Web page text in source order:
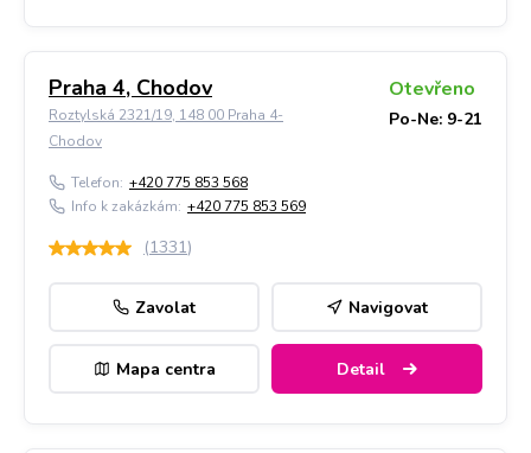
Praha 4, Chodov
Roztylská 2321/19, 148 00 Praha 4-
Chodov
Otevřeno
Po-Ne: 9-21
Telefon: +420 775 853 568
Info k zakázkám: +420 775 853 569
(1331)
Zavolat Navigovat
Mapa centra Detail